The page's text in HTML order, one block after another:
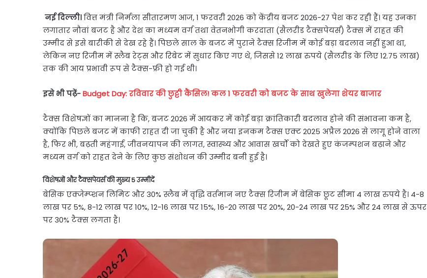
नई दिल्ली।वित्त मंत्री निर्मला सीतारमण आज, 1 फरवरी 2026 को केंद्रीय बजट 2026-27 पेश कर रही हैं। यह उनका
लगातार नौवां बजट है और देश का मध्यम वर्ग तथा वेतनभोगी करदाता (सैलरीड टैक्सपेयर्स) टैक्स में राहत की
उम्मीद से इसे बारीकी से देख रहे हैं। पिछले साल के बजट में पुराने टैक्स रिजीम में कोई बड़ा बदलाव नहीं हुआ था,
लेकिन नए रिजीम में स्लैब रेट्स और रिबेट में सुधार किए गए थे, जिससे 12 लाख रुपये (सैलरीड के लिए 12.75 लाख)
तक की आय प्रभावी रूप से टैक्स-फ्री हो गई थी।
इसे भी पढ़ें-Budget Day: रविवार की छुट्टी कैंसिल! कल 1 फरवरी को बजट के साथ खुलेगा शेयर बाजार
टैक्स विशेषज्ञों का मानना है कि, बजट 2026 में आयकर में कोई बड़ा क्रांतिकारी बदलाव होने की संभावना कम है,
क्योंकि पिछले बजट में काफी राहत दी जा चुकी है और नया इनकम टैक्स एक्ट 2025 अप्रैल 2026 से लागू होने वाला
है, फिर भी, बढ़ती महंगाई, जीवनयापन की लागत, स्वास्थ्य और आवास खर्चों को देखते हुए कंजम्पशन बढ़ाने और
मध्यम वर्ग को राहत देने के लिए कुछ संशोधन की उम्मीद बनी हुई है।
विशेषज्ञों और टैक्सपेयर्स की मुख्य 5 उम्मीदें
बेसिक एक्जेम्प्शन लिमिट और 30% स्लैब में वृद्धि वर्तमान नए टैक्स रिजीम में बेसिक छूट सीमा 4 लाख रुपये है। 4-8
लाख पर 5%, 8-12 लाख पर 10%, 12-16 लाख पर 15%, 16-20 लाख पर 20%, 20-24 लाख पर 25% और 24 लाख से ऊपर
पर 30% टैक्स लगता है।